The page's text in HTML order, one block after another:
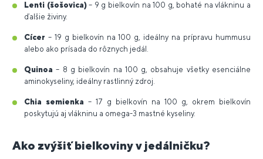
Lenti (šošovica)– 9 g bielkovín na 100 g, bohaté na vlákninu a
ďalšie živiny.
Cícer – 19 g bielkovín na 100 g, ideálny na prípravu hummusu
alebo ako prísada do rôznych jedál.
Quinoa – 8 g bielkovín na 100 g, obsahuje všetky esenciálne
aminokyseliny, ideálny rastlinný zdroj.
Chia semienka – 17 g bielkovín na 100 g, okrem bielkovín
poskytujú aj vlákninu a omega-3 mastné kyseliny.
Ako zvýšiť bielkoviny v jedálničku?